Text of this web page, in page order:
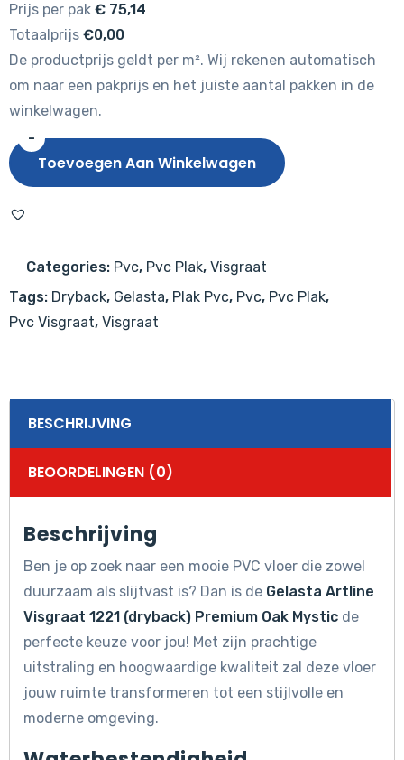
Prijs per pak € 75,14
Totaalprijs €0,00
De productprijs geldt per m². Wij rekenen automatisch
om naar een pakprijs en het juiste aantal pakken in de
winkelwagen.
-
Gelasta
Artline
1221
Premium
Oak
Mystic
Toevoegen Aan Winkelwagen
Categories: Pvc, Pvc Plak, Visgraat
Tags: Dryback, Gelasta, Plak Pvc, Pvc, Pvc Plak,
Pvc Visgraat, Visgraat
BESCHRIJVING
BEOORDELINGEN (0)
Beschrijving
Ben je op zoek naar een mooie PVC vloer die zowel
duurzaam als slijtvast is? Dan is de Gelasta Artline
Visgraat 1221 (dryback) Premium Oak Mystic de
perfecte keuze voor jou! Met zijn prachtige
uitstraling en hoogwaardige kwaliteit zal deze vloer
jouw ruimte transformeren tot een stijlvolle en
moderne omgeving.